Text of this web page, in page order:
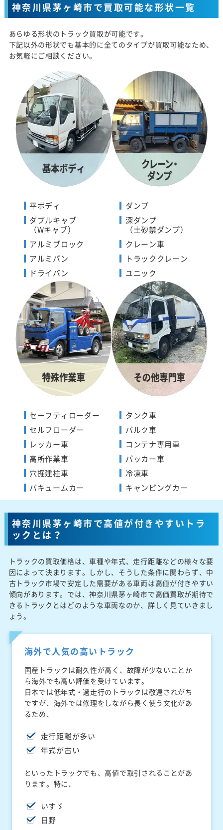
神奈川県茅ヶ崎市で買取可能な形状一覧
あらゆる形状のトラック買取が可能です。
下記以外の形状でも基本的に全てのタイプが買取可能なため、
お気軽にご相談ください。
平ボディ
ダブルキャブ
（Wキャブ）
アルミブロック
アルミバン
ドライバン
ダンプ
深ダンプ
（土砂禁ダンプ）
クレーン車
トラッククレーン
ユニック
セーフティローダー
セルフローダー
レッカー車
高所作業車
穴掘建柱車
バキュームカー
タンク車
バルク車
コンテナ専用車
パッカー車
冷凍車
キャンピングカー
神奈川県茅ヶ崎市で高値が付きやすいトラ
ックとは？
トラックの買取価格は、車種や年式、走行距離などの様々な要
因によって決まります。しかし、そうした条件に関わらず、中
古トラック市場で安定した需要がある車両は高値が付きやすい
傾向があります。では、神奈川県茅ヶ崎市で高価買取が期待で
きるトラックとはどのような車両なのか、詳しく見ていきまし
ょう。
海外で人気の高いトラック
国産トラックは耐久性が高く、故障が少ないことか
ら海外でも高い評価を受けています。
日本では低年式・過走行のトラックは敬遠されがち
ですが、海外では修理をしながら長く使う文化があ
るため、
走行距離が多い
年式が古い
といったトラックでも、高値で取引されることがあ
ります。特に、
いすゞ
日野